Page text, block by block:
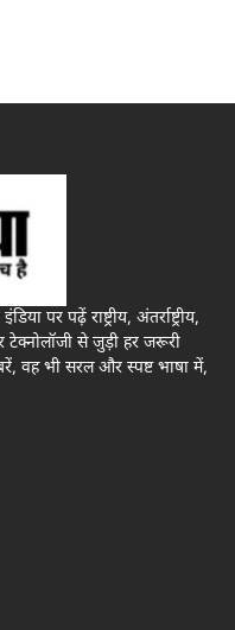
पर पढ़ें राष्ट्रीय, अंतर्राष्ट्रीय,
टेक्नोलॉजी से जुड़ी हर जरूरी
वह भी सरल और स्पष्ट भाषा में,